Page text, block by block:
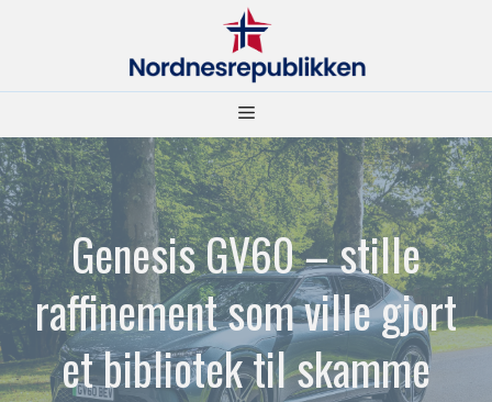
Meny
Genesis GV60 – stille
raffinement som ville gjort
et bibliotek til skamme